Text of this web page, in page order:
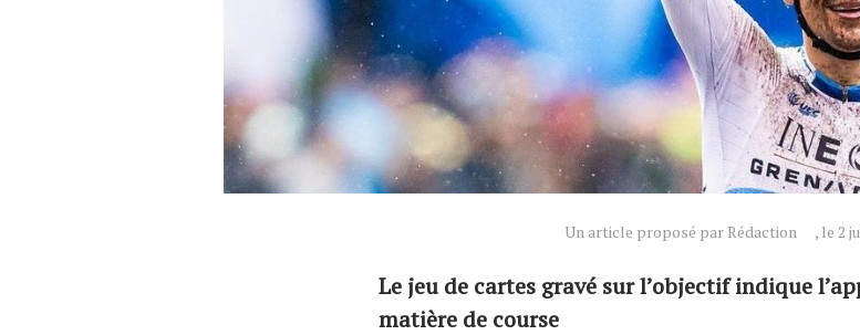
Un article proposé par Rédaction , le 2
Le jeu de cartes gravé sur l’objectif indique
matière de course